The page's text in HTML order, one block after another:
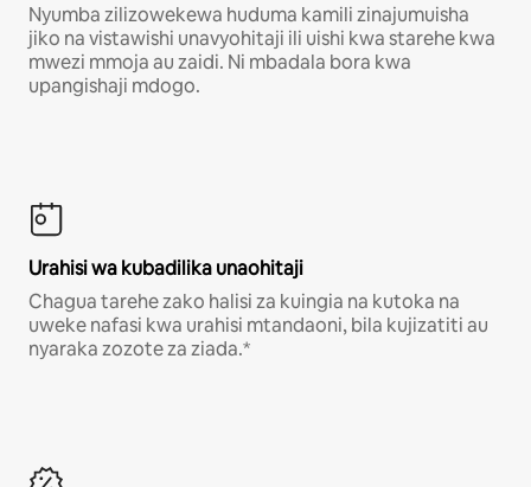
Nyumba zilizowekewa huduma kamili zinajumuisha
jiko na vistawishi unavyohitaji ili uishi kwa starehe kwa
mwezi mmoja au zaidi. Ni mbadala bora kwa
upangishaji mdogo.
Urahisi wa kubadilika unaohitaji
Chagua tarehe zako halisi za kuingia na kutoka na
uweke nafasi kwa urahisi mtandaoni, bila kujizatiti au
nyaraka zozote za ziada.*